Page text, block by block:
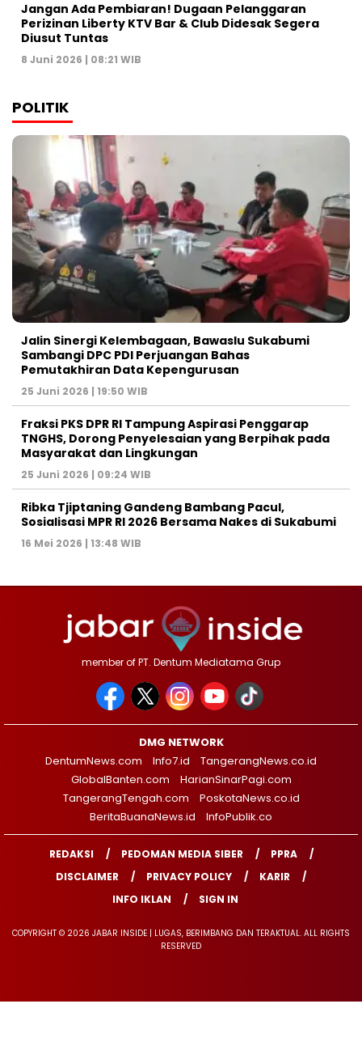
Jangan Ada Pembiaran! Dugaan Pelanggaran
Perizinan Liberty KTV Bar & Club Didesak Segera
Diusut Tuntas
8 Juni 2026 | 08:21 WIB
POLITIK
Jalin Sinergi Kelembagaan, Bawaslu Sukabumi
Sambangi DPC PDI Perjuangan Bahas
Pemutakhiran Data Kepengurusan
25 Juni 2026 | 19:50 WIB
‎Fraksi PKS DPR RI Tampung Aspirasi Penggarap
TNGHS, Dorong Penyelesaian yang Berpihak pada
Masyarakat dan Lingkungan‎
25 Juni 2026 | 09:24 WIB
Ribka Tjiptaning Gandeng Bambang Pacul,
Sosialisasi MPR RI 2026 Bersama Nakes di Sukabumi
16 Mei 2026 | 13:48 WIB
member of PT. Dentum Mediatama Grup
DMG NETWORK
DentumNews.com
Info7.id
TangerangNews.co.id
GlobalBanten.com
HarianSinarPagi.com
TangerangTengah.com
PoskotaNews.co.id
BeritaBuanaNews.id
InfoPublik.co
REDAKSI PEDOMAN MEDIA SIBER
PPRA
DISCLAIMER
PRIVACY POLICY
KARIR
INFO IKLAN
SIGN IN
COPYRIGHT © 2026 JABAR INSIDE | LUGAS, BERIMBANG DAN TERAKTUAL. ALL RIGHTS
RESERVED